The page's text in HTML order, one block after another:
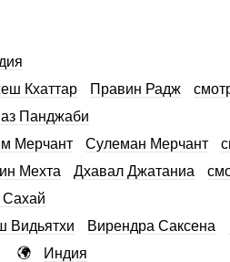
Кхаттар
Правин Радж
Панджаби
Мерчант
Сулеман Мерчант
Мехта
Дхавал Джатаниа
Сахай
Видьятхи
Вирендра Саксена
Индия